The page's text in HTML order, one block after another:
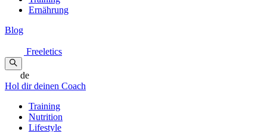
Ernährung
Blog
Freeletics
de
Hol dir deinen Coach
Training
Nutrition
Lifestyle